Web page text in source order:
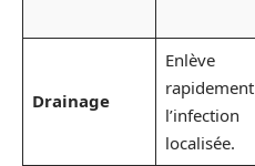
Drainage
Enlève
rapidement
l’infection
localisée.